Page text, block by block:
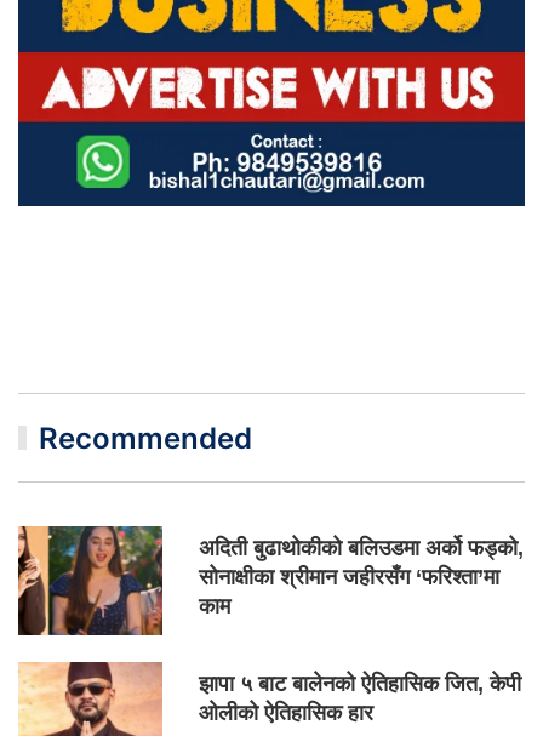
Recommended
अदिती बुढाथोकीको बलिउडमा अर्को फड्को,
सोनाक्षीका श्रीमान जहीरसँग ‘फरिश्ता’मा
काम
झापा ५ बाट बालेनको ऐतिहासिक जित, केपी
ओलीको ऐतिहासिक हार